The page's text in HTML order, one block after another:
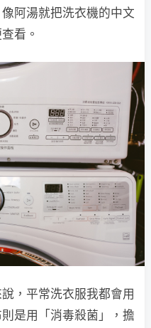
阿湯就把洗衣機的中文
看。
，平常洗衣服我都會用
是用「消毒殺菌」，擔